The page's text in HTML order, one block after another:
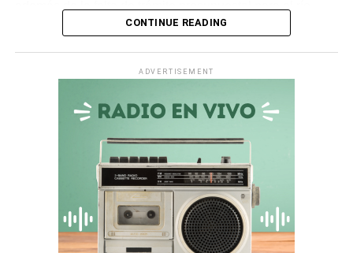
descolmatación adjudicado porS/ 70 000quedó
la nulidad del servicio debido a incompatibilidades en los
términos de referencia, dejando vulnerable a la zona.
Irregularidades en la
Municipalidad Distrital de San
Antonio
CONTINUE READING
ADVERTISEMENT